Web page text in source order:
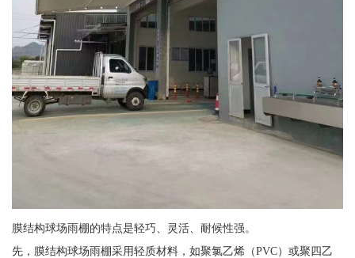
膜结构球场雨棚的特点是轻巧、灵活、耐候性强。
先，膜结构球场雨棚采用轻质材料，如聚氯乙烯（PVC）或聚四乙